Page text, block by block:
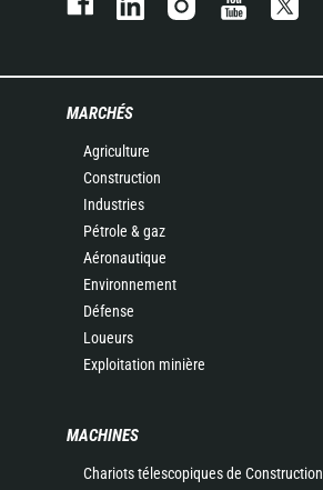
MARCHÉS
Agriculture
Construction
Industries
Pétrole & gaz
Aéronautique
Environnement
Défense
Loueurs
Exploitation minière
MACHINES
Chariots télescopiques de Construction